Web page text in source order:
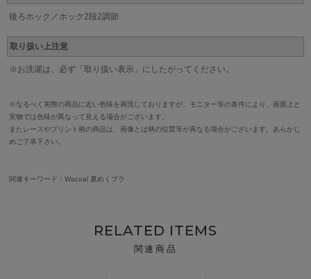
後ろホック／ホック2段2調節
取り扱い上注意
※お洗濯は、必ず「取り扱い表示」にしたがってください。
※なるべく実際の商品に近い色味を再現しておりますが、モニター等の条件により、画面上と
実物では色味が異なって見える場合がございます。
またレースやプリント柄の商品は、画像とは柄の位置等が異なる場合がございます。あらかじ
めご了承下さい。
関連キーワード：Wacoal 夏めくブラ
RELATED ITEMS
関連商品